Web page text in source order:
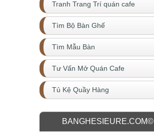
Tranh Trang Trí quán cafe
Tìm Bộ Bàn Ghế
Tìm Mẫu Bàn
Tư Vấn Mở Quán Cafe
Tủ Kệ Quầy Hàng
BANGHESIEURE.COM©